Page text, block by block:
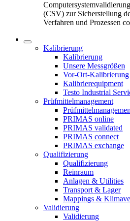
(CSV) zur Sicherstellung
Verfahren und Prozessen
Kalibrierung
Kalibrierung
Unsere Messgrößen
Vor-Ort-Kalibrierung
Kalibrierequipment
Testo Industrial
Prüfmittelmanagement
PRIMAS online
PRIMAS validated
PRIMAS connect
PRIMAS exchange
Qualifizierung
Qualifizierung
Reinraum
Anlagen & Utilities
Transport & Lager
Mappings &
Validierung
Validierung